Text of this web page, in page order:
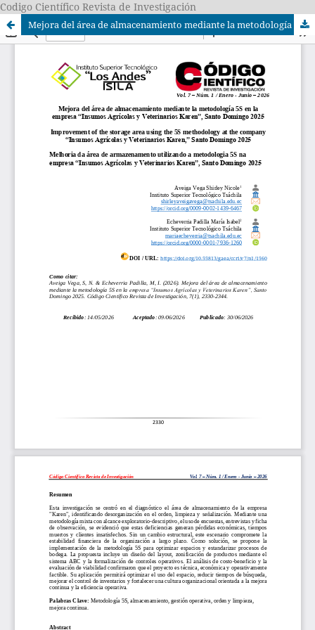
Codigo Científico Revista de Investigación
Mejora del área de almacenamiento mediante la metodología 5S en la empresa “Insumos Agrícolas y Veterinarios Karen”, Santo Domingo 2025